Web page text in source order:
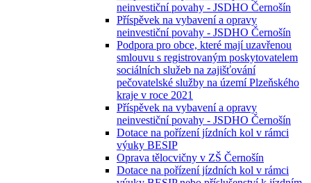
neinvestiční povahy - JSDHO Černošín
Příspěvek na vybavení a opravy
neinvestiční povahy - JSDHO Černošín
Podpora pro obce, které mají uzavřenou
smlouvu s registrovaným poskytovatelem
sociálních služeb na zajišťování
pečovatelské služby na území Plzeňského
kraje v roce 2021
Příspěvek na vybavení a opravy
neinvestiční povahy - JSDHO Černošín
Dotace na pořízení jízdních kol v rámci
výuky BESIP
Oprava tělocvičny v ZŠ Černošín
Dotace na pořízení jízdních kol v rámci